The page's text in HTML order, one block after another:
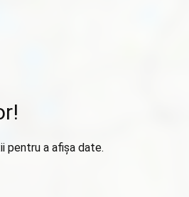
pentru a afișa date.